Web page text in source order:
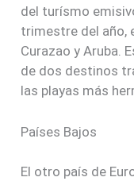
del turísmo
trimestre del año,
Curazao y Aruba.
de dos destinos
las playas más
Países Bajos
El otro país de